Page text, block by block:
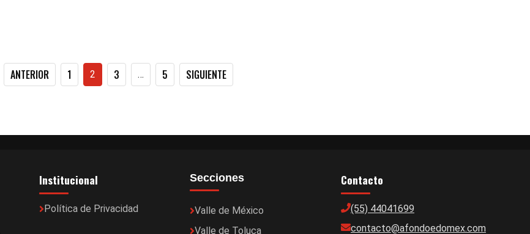
Paginación
ANTERIOR 1 2 3 … 5 SIGUIENTE
Institucional
Política de Privacidad
Secciones
Valle de México
Valle de Toluca
Contacto
(55) 44041699
contacto@afondoedomex.com